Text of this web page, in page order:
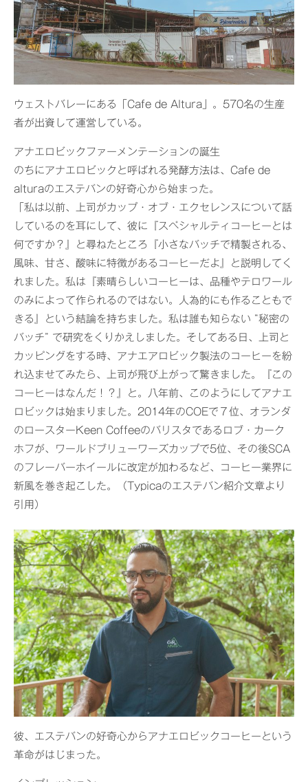
ウェストバレーにある「Cafe de Altura」。570名の生産
者が出資して運営している。
アナエロビックファーメンテーションの誕生
のちにアナエロビックと呼ばれる発酵方法は、Cafe de
alturaのエステバンの好奇心から始まった。
「私は以前、上司がカップ・オブ・エクセレンスについて話
しているのを耳にして、彼に『スペシャルティコーヒーとは
何ですか？』と尋ねたところ『小さなバッチで精製される、
風味、甘さ、酸味に特徴があるコーヒーだよ』と説明してく
れました。私は『素晴らしいコーヒーは、品種やテロワール
のみによって作られるのではない。人為的にも作ることもで
きる』という結論を持ちました。私は誰も知らない “秘密の
バッチ” で研究をくりかえしました。そしてある日、上司と
カッピングをする時、アナエアロビック製法のコーヒーを紛
れ込ませてみたら、上司が飛び上がって驚きました。『この
コーヒーはなんだ！？』と。八年前、このようにしてアナエ
ロビックは始まりました。2014年のCOEで７位、オランダ
のロースターKeen Coffeeのバリスタであるロブ・カーク
ホフが、ワールドブリューワーズカップで5位、その後SCA
のフレーバーホイールに改定が加わるなど、コーヒー業界に
新風を巻き起こした。（Typicaのエステバン紹介文章より
引用）
彼、エステバンの好奇心からアナエロビックコーヒーという
革命がはじまった。